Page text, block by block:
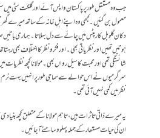
جب وہ مستقل طور پر پاکستان واپس آئے اور گلگت سٹی میں
معمول بن گئیں۔ کبھی وہ اپنے اہلِ خانہ کے ساتھ میرے
دکان گلوبل کارپٹس میں چائے سے دل بہلاتا۔ ہماری
ہوتیں تھیں اور نظریاتی بھی۔ اور فکر و نظر کا اختلاف بھی
شائستگی تھی اور محبت کا سیل رواں بھی۔ مولانا کچھ
سرگرمیوں نے اس حوالے سے سماجی طور پر انہیں بہت نرم
نظر میں کمی نہیں آئی تھی۔
یہ میرے ذاتی تاثرات ہیں، تاہم مولانا کے متعلق کچھ
ان کی حیات مستعار کے جملہ پہلوو سامنے آجائیں۔